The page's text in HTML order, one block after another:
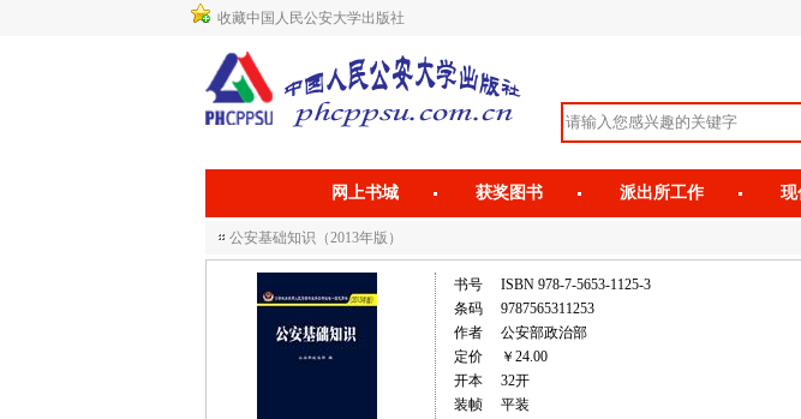
收藏中国人民公安大学出版社
网上书城 获奖图书 派出所工作 现
公安基础知识（2013年版）
书号
ISBN 978-7-5653-1125-3
条码
9787565311253
作者
公安部政治部
定价
￥24.00
开本
32开
装帧
平装